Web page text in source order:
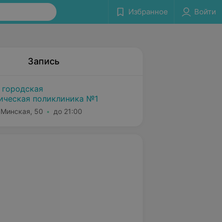
Избранное Войти
Запись
поликлиника №1
50 до 21:00